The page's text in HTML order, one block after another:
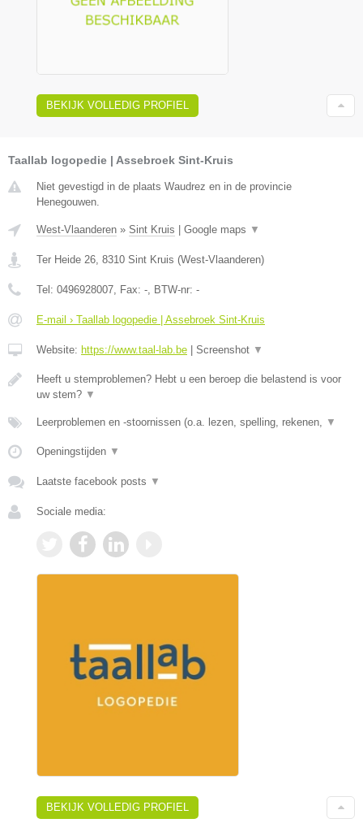
BEKIJK VOLLEDIG PROFIEL
Taallab logopedie | Assebroek Sint-Kruis
Niet gevestigd in de plaats Waudrez en in de provincie
Henegouwen.
West-Vlaanderen » Sint Kruis | Google maps ▼
Ter Heide 26 8310 Sint Kruis (West-Vlaanderen)
Tel: 0496928007 , Fax: - , BTW-nr: -
E-mail › Taallab logopedie | Assebroek Sint-Kruis
Website: https://www.taal-lab.be | Screenshot ▼
Heeft u stemproblemen? Hebt u een beroep die belastend is voor
uw stem? ▼
Leerproblemen en -stoornissen (o.a. lezen, spelling, rekenen, ▼
Openingstijden ▼
Laatste facebook posts ▼
Sociale media:
BEKIJK VOLLEDIG PROFIEL